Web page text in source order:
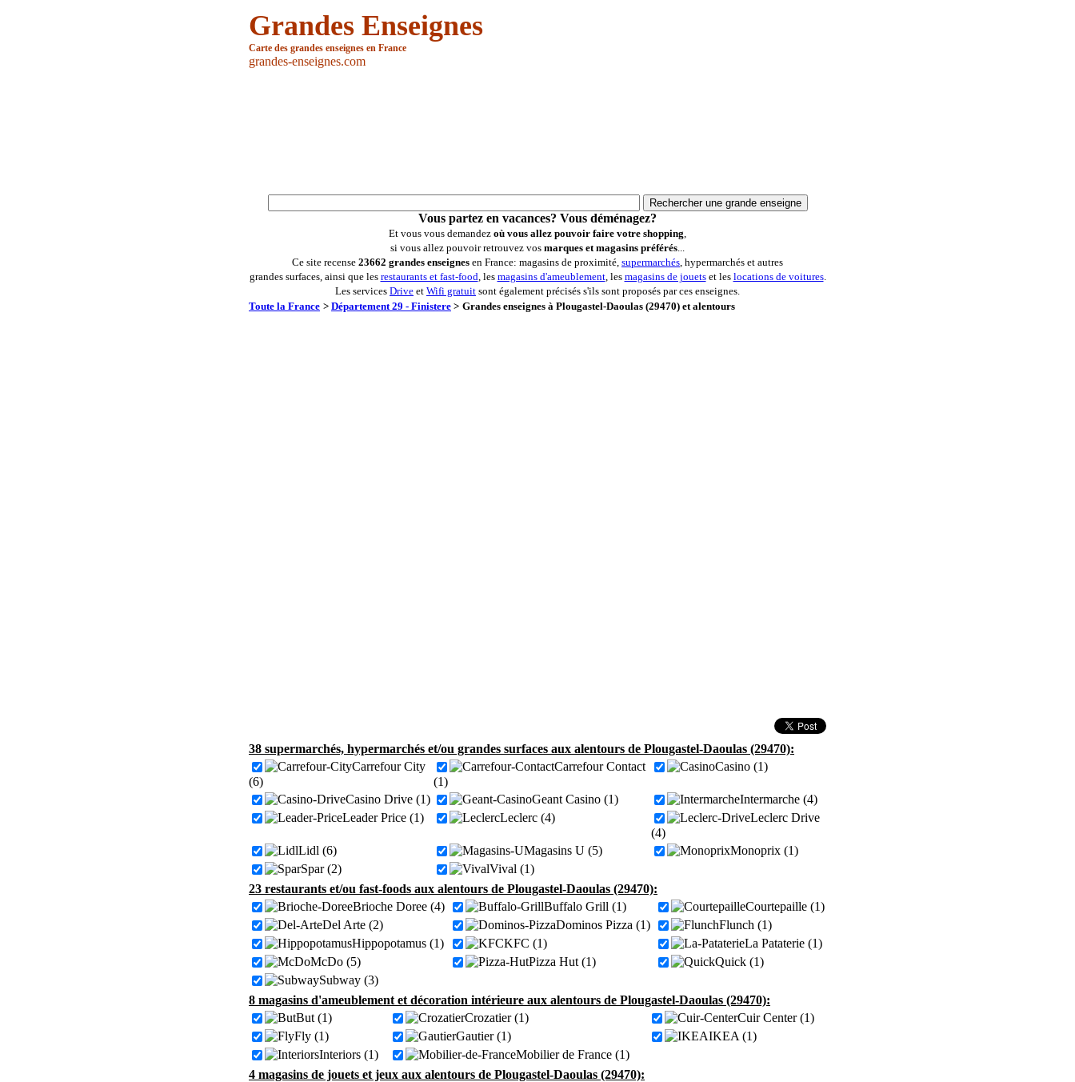
Grandes Enseignes
Carte des grandes enseignes en France
grandes-enseignes.com
Vous partez en vacances? Vous déménagez?
Et vous vous demandez où vous allez pouvoir faire votre shopping,
si vous allez pouvoir retrouvez vos marques et magasins préférés...
Ce site recense 23662 grandes enseignes en France: magasins de proximité, supermarchés, hypermarchés et autres
grandes surfaces, ainsi que les restaurants et fast-food, les magasins d'ameublement, les magasins de jouetset les locations de voitures.
Les services Drive et Wifi gratuit sont également précisés s'ils sont proposés par ces enseignes.
Toute la France > Département 29 - Finistere > Grandes enseignes à Plougastel-Daoulas (29470) et alentours
38 supermarchés, hypermarchés et/ou grandes surfaces aux alentours de Plougastel-Daoulas (29470):
Carrefour City
(6)
Carrefour Contact
(1)
Casino (1)
Casino Drive (1) Geant Casino (1)
Intermarche (4)
Leader Price (1)
Leclerc (4)
Leclerc Drive
(4)
Lidl (6)
Magasins U (5)
Monoprix (1)
Spar (2)
Vival (1)
23 restaurants et/ou fast-foods aux alentours de Plougastel-Daoulas (29470):
Brioche Doree (4)
Buffalo Grill (1)
Courtepaille (1)
Del Arte (2)
Dominos Pizza (1)
Flunch (1)
Hippopotamus (1)
KFC (1)
La Pataterie (1)
McDo (5)
Pizza Hut (1)
Quick (1)
Subway (3)
8 magasins d'ameublement et décoration intérieure aux alentours de Plougastel-Daoulas (29470):
But (1)
Crozatier (1)
Cuir Center (1)
Fly (1)
Gautier (1)
IKEA (1)
Interiors (1)
Mobilier de France (1)
4 magasins de jouets et jeux aux alentours de Plougastel-Daoulas (29470):